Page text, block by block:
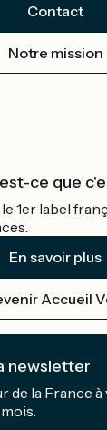
Contact
Notre mission
ce que
1er label
En savoir plus
Accueil
newsletter
de la France